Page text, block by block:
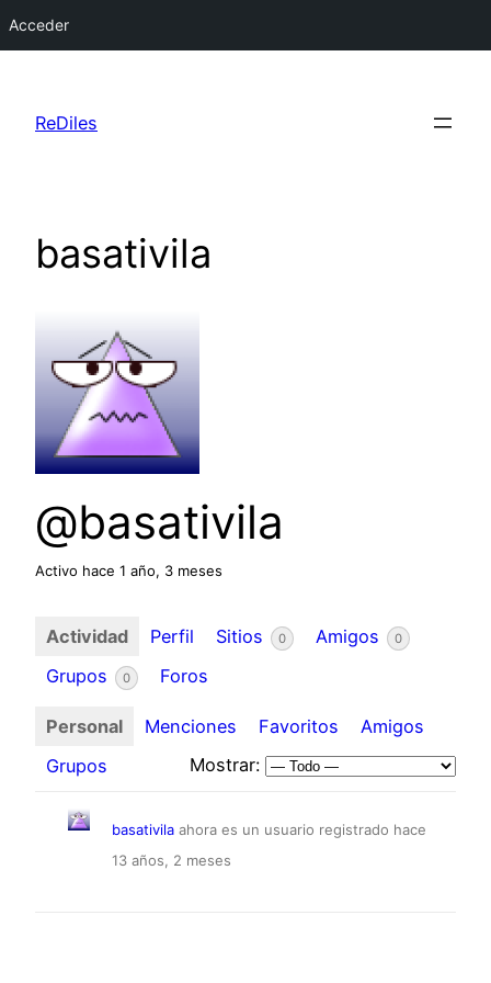
Acceder
contenido
ReDiles
basativila
@basativila
Activo hace 1 año, 3 meses
Actividad Perfil Sitios 0 Amigos 0
Grupos 0 Foros
Personal Menciones Favoritos
Amigos
Grupos
Mostrar:
basativila ahora es un usuario registrado hace
13 años, 2 meses